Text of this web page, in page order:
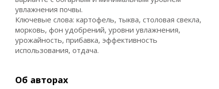
увлажнения почвы.
Ключевые слова: картофель, тыква, столовая свекла,
морковь, фон удобрений, уровни увлажнения,
урожайность, прибавка, эффективность
использования, отдача.
Об авторах